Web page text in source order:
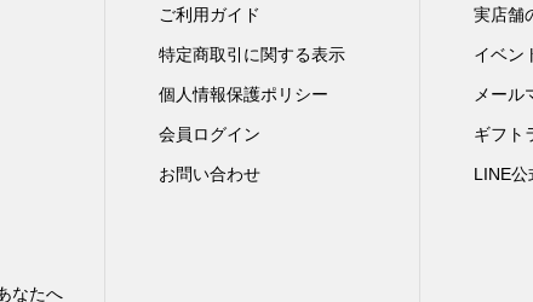
なたへ
ご利用ガイド
特定商取引に関する表示
個人情報保護ポリシー
会員ログイン
お問い合わせ
実店舗
イベン
メール
ギフト
LINE